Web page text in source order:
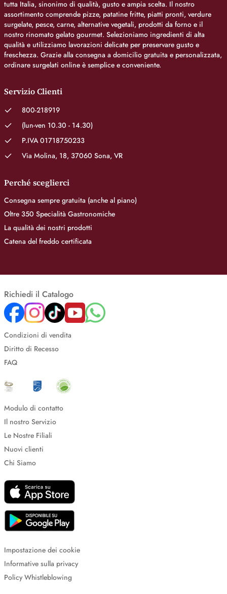
tutta Italia, sinonimo di qualità, gusto e ampia scelta. Il nostro
assortimento comprende pizze, patatine fritte, piatti pronti, verdure
surgelate, pesce, carne, alternative vegetali, prodotti da forno e il
nostro rinomato gelato gourmet. Selezioniamo ingredienti di alta
qualità e utilizziamo lavorazioni delicate per preservare gusto e
freschezza. Grazie alla consegna a domicilio gratuita e personalizzata,
ordinare surgelati online è semplice e conveniente.
Servizio Clienti
800-218919
(lun-ven 10.30 - 14.30)
P.IVA 01718750233
Via Molina, 18, 37060 Sona, VR
Perché sceglierci
Consegna sempre gratuita (anche al piano)
Oltre 350 Specialità Gastronomiche
La qualità dei nostri prodotti
Catena del freddo certificata
Richiedi il Catalogo
Condizioni di vendita
Diritto di Recesso
FAQ
Modulo di contatto
Il nostro Servizio
Le Nostre Filiali
Nuovi clienti
Chi Siamo
Impostazione dei cookie
Informative sulla privacy
Policy Whistleblowing